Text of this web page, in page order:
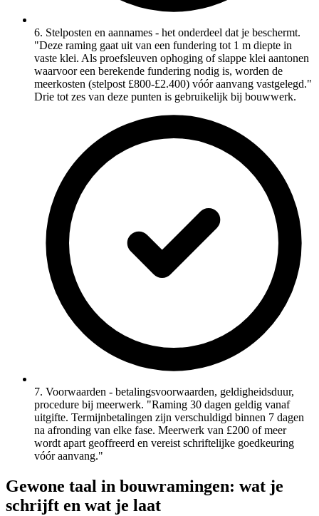
6. Stelposten en aannames - het onderdeel dat je beschermt.
"Deze raming gaat uit van een fundering tot 1 m diepte in
vaste klei. Als proefsleuven ophoging of slappe klei aantonen
waarvoor een berekende fundering nodig is, worden de
meerkosten (stelpost £800-£2.400) vóór aanvang vastgelegd."
Drie tot zes van deze punten is gebruikelijk bij bouwwerk.
7. Voorwaarden - betalingsvoorwaarden, geldigheidsduur,
procedure bij meerwerk. "Raming 30 dagen geldig vanaf
uitgifte. Termijnbetalingen zijn verschuldigd binnen 7 dagen
na afronding van elke fase. Meerwerk van £200 of meer
wordt apart geoffreerd en vereist schriftelijke goedkeuring
vóór aanvang."
Gewone taal in bouwramingen: wat je
schrijft en wat je laat